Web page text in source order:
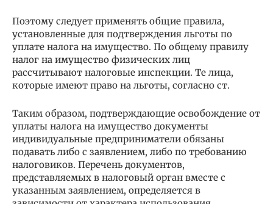
Поэтому следует применять общие правила,
установленные для подтверждения льготы по
уплате налога на имущество. По общему правилу
налог на имущество физических лиц
рассчитывают налоговые инспекции. Те лица,
которые имеют право на льготы, согласно ст.
Таким образом, подтверждающие освобождение от
уплаты налога на имущество документы
индивидуальные предприниматели обязаны
подавать либо с заявлением, либо по требованию
налоговиков. Перечень документов,
представляемых в налоговый орган вместе с
указанным заявлением, определяется в